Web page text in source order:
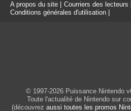
A propos du site Courriers des lecteurs
Conditions générales d'utilisation
© 1997-2026 Puissance Nintendo
Toute l'actualité de Nintendo sur
(découvrez aussi toutes les promos